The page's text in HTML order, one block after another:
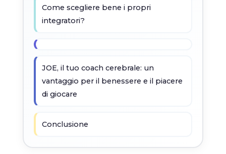
Come scegliere bene i propri
integratori?
JOE, il tuo coach cerebrale: un
vantaggio per il benessere e il piacere
di giocare
Conclusione